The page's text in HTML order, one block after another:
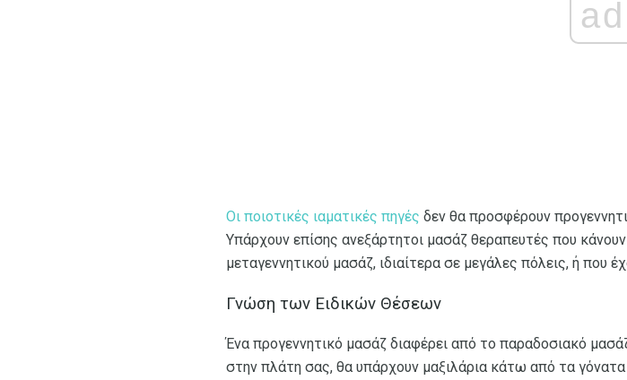
ad
Οι ποιοτικές ιαματικές πηγές δεν θα προσφέρουν
Υπάρχουν επίσης ανεξάρτητοι μασάζ θεραπευτές που κάνουν
μεταγεννητικού μασάζ, ιδιαίτερα σε μεγάλες πόλεις, ή που
Γνώση των Ειδικών Θέσεων
Ένα προγεννητικό μασάζ διαφέρει από το παραδοσιακό
στην πλάτη σας, θα υπάρχουν μαξιλάρια κάτω από τα